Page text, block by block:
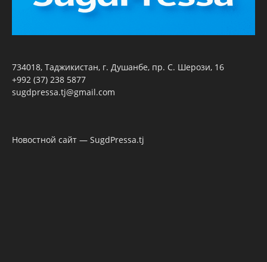
734018, Таджикистан, г. Душанбе, пр. С. Шерози, 16
+992 (37) 238 5877
sugdpressa.tj@gmail.com
Новостной сайт — SugdPressa.tj